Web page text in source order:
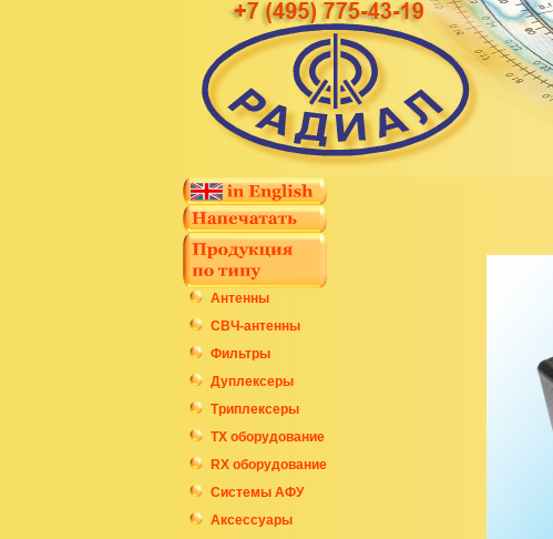
Антенны
СВЧ-антенны
Фильтры
Дуплексеры
Триплексеры
ТХ оборудование
RX оборудование
Системы АФУ
Аксессуары